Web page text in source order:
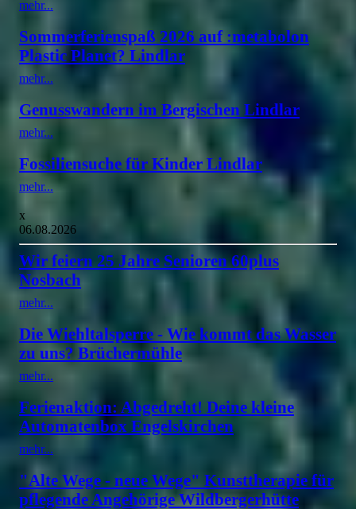
mehr...
Sommerferienspaß 2026 auf :metabolon
Plastic Planet? Lindlar
mehr...
Genusswandern im Bergischen Lindlar
mehr...
Fossiliensuche für Kinder Lindlar
mehr...
x
06.08.2026
Wir feiern 25 Jahre Senioren 60plus
Nosbach
mehr...
Die Wiehltalsperre - Wie kommt das Wasser
zu uns? Brüchermühle
mehr...
Ferienaktion: Abgedreht! Deine kleine
Automatenbox Engelskirchen
mehr...
"Alte Wege - neue Wege" Kunsttherapie für
pflegende Angehörige Wildbergerhütte